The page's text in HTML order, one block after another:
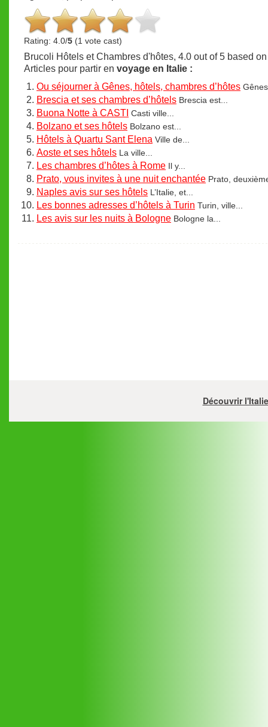
Rating: 4.0/5 (1 vote cast)
Brucoli Hôtels et Chambres d'hôtes, 4.0 out of5 based
Articles pour partir en voyage en Italie :
Ou séjourner à Gênes, hôtels, chambres d’hôtes
Brescia et ses chambres d’hôtels Brescia est...
Buona Notte à CASTI Casti ville...
Bolzano et ses hôtels Bolzano est...
Hôtels à Quartu Sant Elena Ville de...
Aoste et ses hôtels La ville...
Les chambres d’hôtes à Rome Il y...
Prato, vous invites à une nuit enchantée Prato,
Naples avis sur ses hôtels L’Italie, et...
Les bonnes adresses d’hôtels à Turin Turin, ville...
Les avis sur les nuits à Bologne Bologne la...
Découvrir